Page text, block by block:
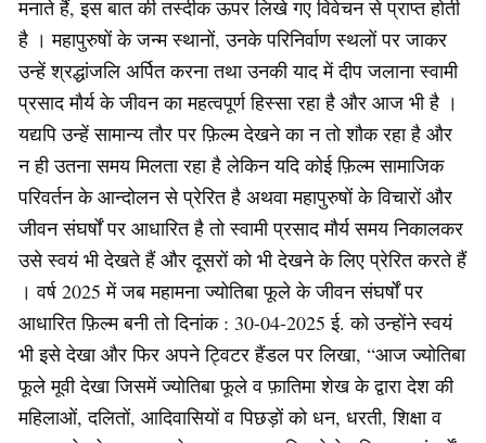
मनाते हैं, इस बात की तस्दीक ऊपर लिखे गए विवेचन से प्राप्त होती
है । महापुरुषों के जन्म स्थानों, उनके परिनिर्वाण स्थलों पर जाकर
उन्हें श्रद्धांजलि अर्पित करना तथा उनकी याद में दीप जलाना स्वामी
प्रसाद मौर्य के जीवन का महत्वपूर्ण हिस्सा रहा है और आज भी है ।
यद्यपि उन्हें सामान्य तौर पर फ़िल्म देखने का न तो शौक रहा है और
न ही उतना समय मिलता रहा है लेकिन यदि कोई फ़िल्म सामाजिक
परिवर्तन के आन्दोलन से प्रेरित है अथवा महापुरुषों के विचारों और
जीवन संघर्षों पर आधारित है तो स्वामी प्रसाद मौर्य समय निकालकर
उसे स्वयं भी देखते हैं और दूसरों को भी देखने के लिए प्रेरित करते हैं
। वर्ष 2025 में जब महामना ज्योतिबा फूले के जीवन संघर्षों पर
आधारित फ़िल्म बनी तो दिनांक : 30-04-2025 ई. को उन्होंने स्वयं
भी इसे देखा और फिर अपने ट्विटर हैंडल पर लिखा, “आज ज्योतिबा
फूले मूवी देखा जिसमें ज्योतिबा फूले व फ़ातिमा शेख के द्वारा देश की
महिलाओं, दलितों, आदिवासियों व पिछड़ों को धन, धरती, शिक्षा व